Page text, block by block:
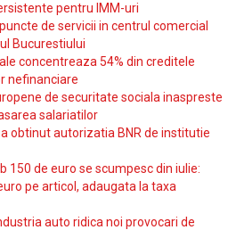
pentru IMM-uri
de servicii in centrul comercial
Bucurestiului
concentreaza 54% din creditele
nefinanciare
de securitate sociala inaspreste
salariatilor
obtinut autorizatia BNR de institutie
150 de euro se scumpesc din iulie:
pe articol, adaugata la taxa
auto ridica noi provocari de